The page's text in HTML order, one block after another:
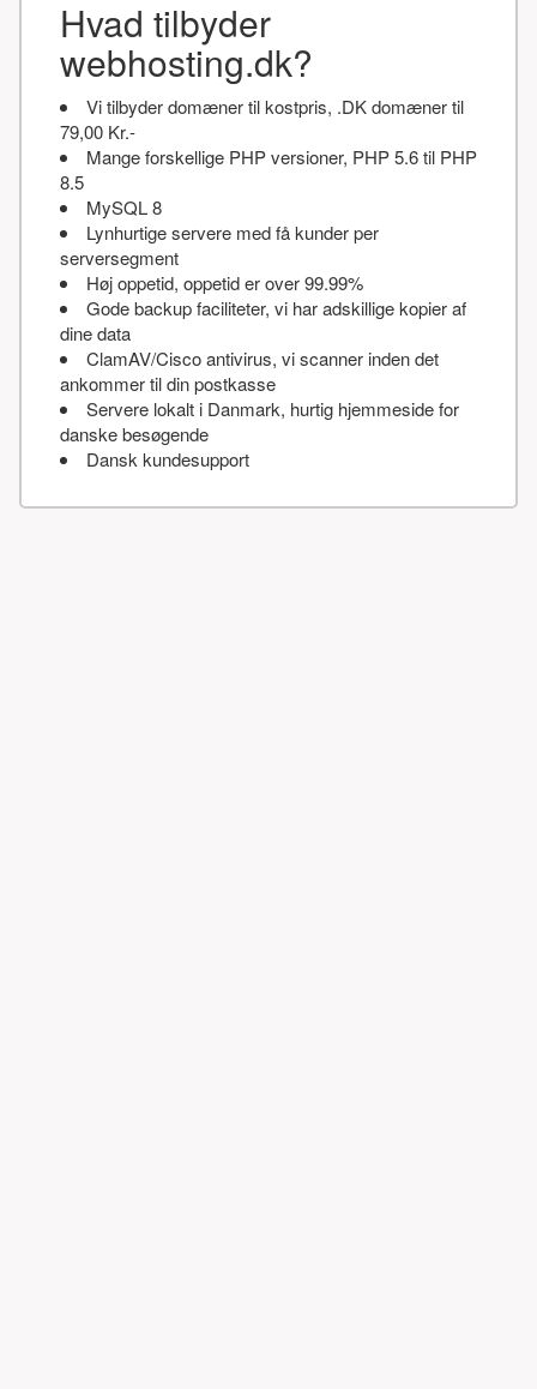
Hvad tilbyder
webhosting.dk?
Vi tilbyder domæner til kostpris, .DK domæner til
79,00 Kr.-
Mange forskellige PHP versioner, PHP 5.6 til PHP
8.5
MySQL 8
Lynhurtige servere med få kunder per
serversegment
Høj oppetid, oppetid er over 99.99%
Gode backup faciliteter, vi har adskillige kopier af
dine data
ClamAV/Cisco antivirus, vi scanner inden det
ankommer til din postkasse
Servere lokalt i Danmark, hurtig hjemmeside for
danske besøgende
Dansk kundesupport